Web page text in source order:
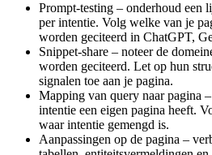
Prompt-testing – onderhoud een
per intentie. Volg welke van je
worden geciteerd in ChatGPT,
Snippet-share – noteer de
worden geciteerd. Let op hun
signalen toe aan je pagina.
Mapping van query naar pagina
intentie een eigen pagina heeft.
waar intentie gemengd is.
Aanpassingen op de pagina –